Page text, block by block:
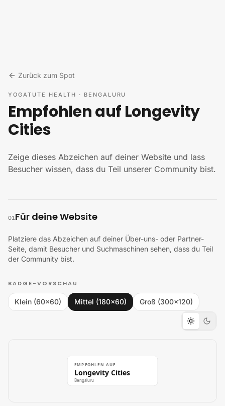
Zurück zum Spot
YOGATUTE HEALTH · BENGALURU
Empfohlen auf Longevity
Cities
Zeige dieses Abzeichen auf deiner Website und lass
Besucher wissen, dass du Teil unserer Community bist.
01Für deine Website
Platziere das Abzeichen auf deiner Über-uns- oder Partner-
Seite, damit Besucher und Suchmaschinen sehen, dass du Teil
der Community bist.
BADGE-VORSCHAU
Klein (60×60) Mittel (180×60) Groß (300×120)
EMPFOHLEN AUF
Longevity Cities
Bengaluru